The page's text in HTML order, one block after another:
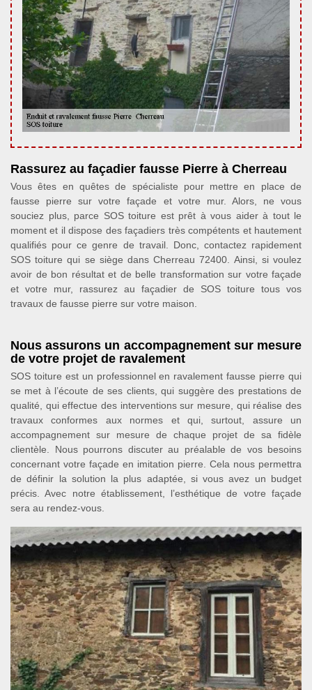
Rassurez au façadier fausse Pierre à Cherreau
Vous êtes en quêtes de spécialiste pour mettre en place de
fausse pierre sur votre façade et votre mur. Alors, ne vous
souciez plus, parce SOS toiture est prêt à vous aider à tout le
moment et il dispose des façadiers très compétents et hautement
qualifiés pour ce genre de travail. Donc, contactez rapidement
SOS toiture qui se siège dans Cherreau 72400. Ainsi, si voulez
avoir de bon résultat et de belle transformation sur votre façade
et votre mur, rassurez au façadier de SOS toiture tous vos
travaux de fausse pierre sur votre maison.
Nous assurons un accompagnement sur mesure
de votre projet de ravalement
SOS toiture est un professionnel en ravalement fausse pierre qui
se met à l’écoute de ses clients, qui suggère des prestations de
qualité, qui effectue des interventions sur mesure, qui réalise des
travaux conformes aux normes et qui, surtout, assure un
accompagnement sur mesure de chaque projet de sa fidèle
clientèle. Nous pourrons discuter au préalable de vos besoins
concernant votre façade en imitation pierre. Cela nous permettra
de définir la solution la plus adaptée, si vous avez un budget
précis. Avec notre établissement, l’esthétique de votre façade
sera au rendez-vous.